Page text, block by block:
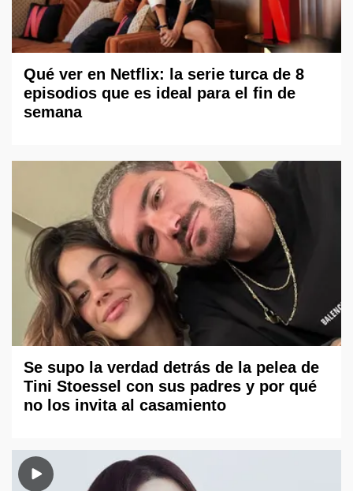
Qué ver en Netflix: la serie turca de 8
episodios que es ideal para el fin de
semana
Se supo la verdad detrás de la pelea de
Tini Stoessel con sus padres y por qué
no los invita al casamiento